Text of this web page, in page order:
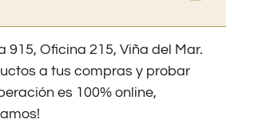
Oficina 215, Viña del Mar.
a tus compras y probar
es 100% online,